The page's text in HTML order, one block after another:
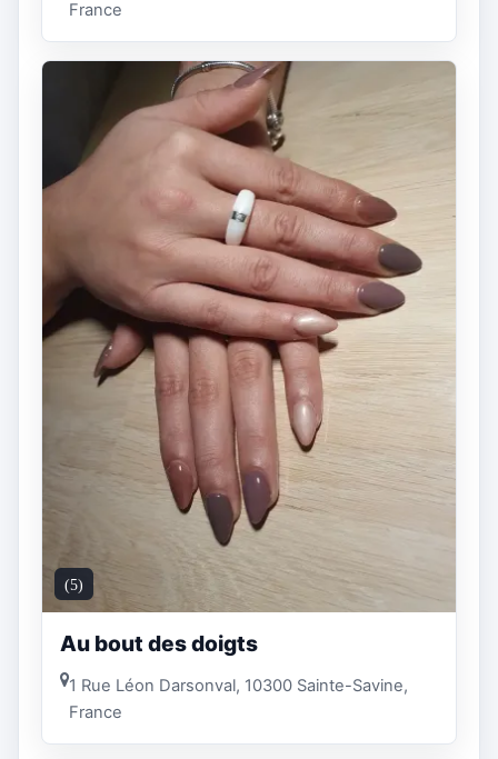
France
(5)
Au bout des doigts
1 Rue Léon Darsonval, 10300 Sainte-Savine,
France